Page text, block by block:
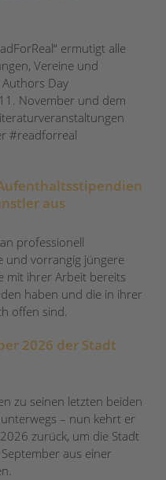
ermutigt alle
Vereine und
Day
November und dem
#readforreal
aus
professionell
und vorrangig jüngere
mit ihrer Arbeit bereits
haben und die in ihrer
offen sind.
2026 der Stadt
zu seinen letzten beiden
– nun kehrt er
zurück, um die Stadt
aus einer